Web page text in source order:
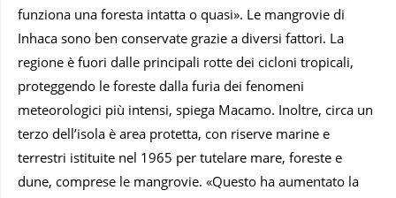
funziona una foresta intatta o quasi». Le mangrovie di
Inhaca sono ben conservate grazie a diversi fattori. La
regione è fuori dalle principali rotte dei cicloni tropicali,
proteggendo le foreste dalla furia dei fenomeni
meteorologici più intensi, spiega Macamo. Inoltre, circa un
terzo dell’isola è area protetta, con riserve marine e
terrestri istituite nel 1965 per tutelare mare, foreste e
dune, comprese le mangrovie. «Questo ha aumentato la